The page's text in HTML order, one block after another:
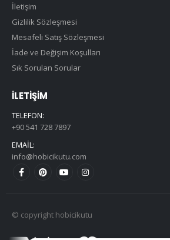
İletişim
Gizlilik Sözleşmesi
Mesafeli Satış Sözleşmesi
İade ve Değişim Koşulları
Sık Sorulan Sorular
İLETIŞIM
TELEFON:
+90 541 728 7897
EMAIL:
info@hobicikutu.com
© copyright hobicikutu